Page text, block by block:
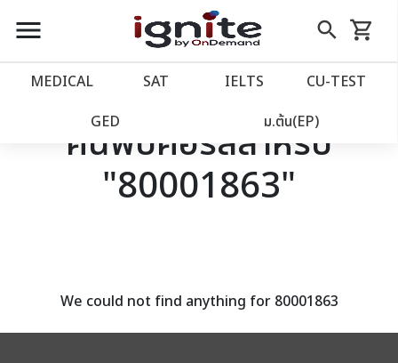
close
account_balance หน้าแรก
เว็บไซต์อิกไนท์
โปรโมชั่น
assignment ลงทะเบียน
menu search
Skip
to
shopping_cart
รถเข็น
MEDICAL SAT IELTS CU‑TEST
GED ม.ต้น(EP)
ค้นพบคอร์สสำหรับ
"80001863"
We could not find anything for 80001863